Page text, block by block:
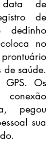
data de
de
dedinho
no
de saúde.
GPS. Os
pegou
sua